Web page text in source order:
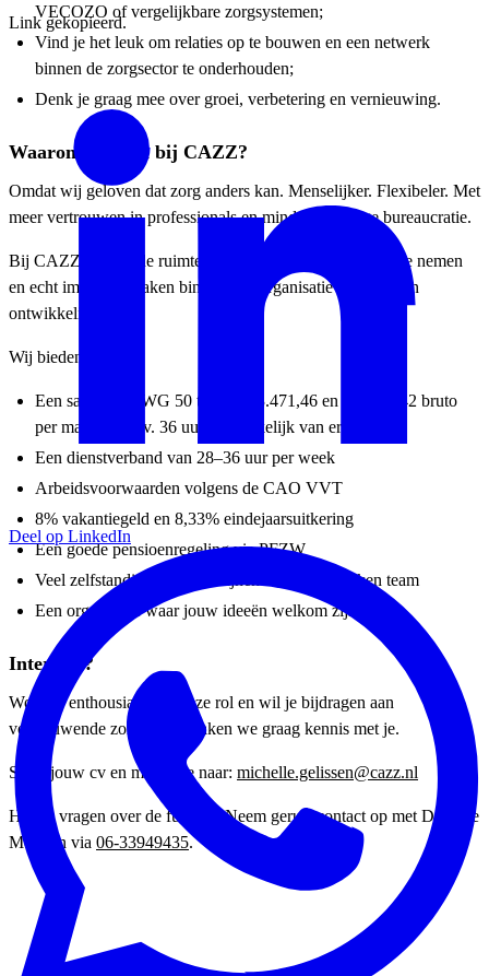
VECOZO of vergelijkbare zorgsystemen;
Vind je het leuk om relaties op te bouwen en een netwerk
binnen de zorgsector te onderhouden;
Denk je graag mee over groei, verbetering en vernieuwing.
Waarom werken bij CAZZ?
Omdat wij geloven dat zorg anders kan. Menselijker. Flexibeler. Met
meer vertrouwen in professionals en minder onnodige bureaucratie.
Bij CAZZ krijg je de ruimte om mee te denken, initiatief te nemen
en echt impact te maken binnen een organisatie die volop in
ontwikkeling is.
Wij bieden jou:
Een salaris in FWG 50 tussen € 3.471,46 en € 4.659,42 bruto
per maand (o.b.v. 36 uur), afhankelijk van ervaring
Een dienstverband van 28–36 uur per week
Arbeidsvoorwaarden volgens de CAO VVT
8% vakantiegeld en 8,33% eindejaarsuitkering
Een goede pensioenregeling via PFZW
Veel zelfstandigheid, korte lijnen en een betrokken team
Een organisatie waar jouw ideeën welkom zijn
Interesse?
Word jij enthousiast van deze rol en wil je bijdragen aan
vernieuwende zorg? Dan maken we graag kennis met je.
Stuur jouw cv en motivatie naar: michelle.gelissen@cazz.nl
Heb je vragen over de functie? Neem gerust contact op met Danielle
Moonen via 06-33949435.
Link gekopieerd.
Deel op LinkedIn